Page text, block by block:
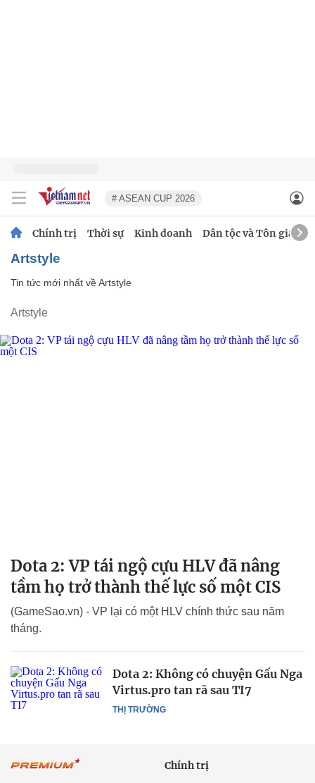
# ASEAN CUP 2026
Chính trị Thời sự Kinh doanh Dân tộc và Tôn giáo
Artstyle
Tin tức mới nhất vềArtstyle
Artstyle
Dota 2: VP tái ngộ cựu HLV đã nâng
tầm họ trở thành thế lực số một CIS
(GameSao.vn) - VP lại có một HLV chính thức sau năm
tháng.
THỊ TRƯỜNG
Dota 2: Không có chuyện Gấu Nga
Virtus.pro tan rã sau TI7
Chính trị